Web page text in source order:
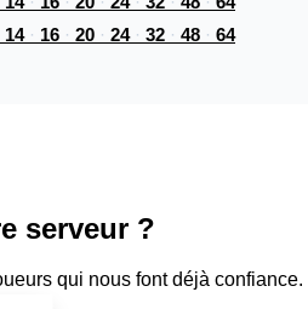
14 16 20 24 32 48 64
serveur ?
qui nous font déjà confiance.